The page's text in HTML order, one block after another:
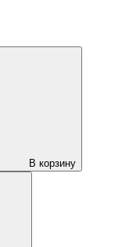
В корзину